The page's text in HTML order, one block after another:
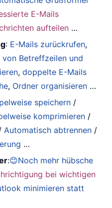
E-Mails
aufteilen …
: E-Mails zurückrufen,
Betreffzeilen und
,doppelte E-Mails
, Ordner organisieren …
speichern /
komprimieren /
Automatisch abtrennen /
…
:😊Noch mehr hübsche
bei wichtigen
minimieren statt